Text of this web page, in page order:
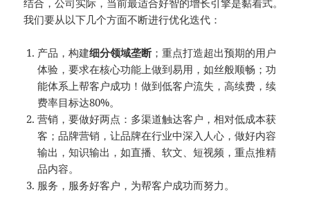
我们要从以下几个方面不断进行优化迭代：
产品，构建细分领域垄断；重点打造超出预期的用户
体验，要求在核心功能上做到易用，如丝般顺畅；功
能体系上帮客户成功！做到低客户流失，高续费，续
费率目标达80%。
营销，要做好两点：多渠道触达客户，相对低成本获
客；品牌营销，让品牌在行业中深入人心，做好内容
输出，知识输出，如直播、软文、短视频，重点推精
品内容。
服务，服务好客户，为帮客户成功而努力。